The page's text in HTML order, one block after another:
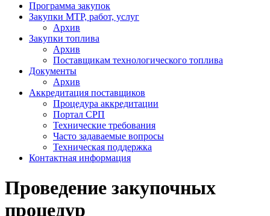
Программа закупок
Закупки МТР, работ, услуг
Архив
Закупки топлива
Архив
Поставщикам технологического топлива
Документы
Архив
Аккредитация поставщиков
Процедура аккредитации
Портал СРП
Технические требования
Часто задаваемые вопросы
Техническая поддержка
Контактная информация
Проведение закупочных
процедур